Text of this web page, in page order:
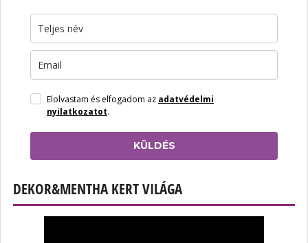
Elolvastam és elfogadom az adatvédelmi
nyilatkozatot.
KÜLDÉS
DEKOR&MENTHA KERT VILÁGA